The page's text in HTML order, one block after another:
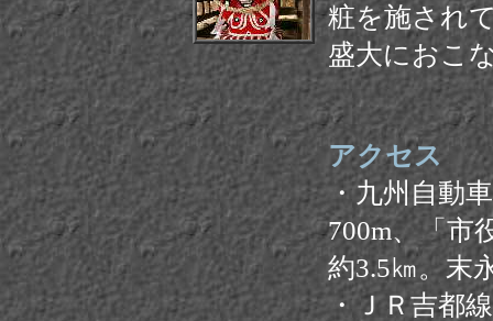
粧を施され
盛大におこ
アクセス
・九州自動
700m、「市
約3.5㎞。末
・ＪＲ吉都